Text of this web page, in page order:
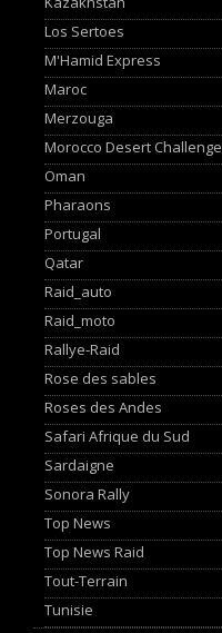
Los Sertoes
M'Hamid Express
Maroc
Merzouga
Morocco Desert Challenge
Oman
Pharaons
Portugal
Qatar
Raid_auto
Raid_moto
Rallye-Raid
Rose des sables
Roses des Andes
Safari Afrique du Sud
Sardaigne
Sonora Rally
Top News
Top News Raid
Tout-Terrain
Tunisie